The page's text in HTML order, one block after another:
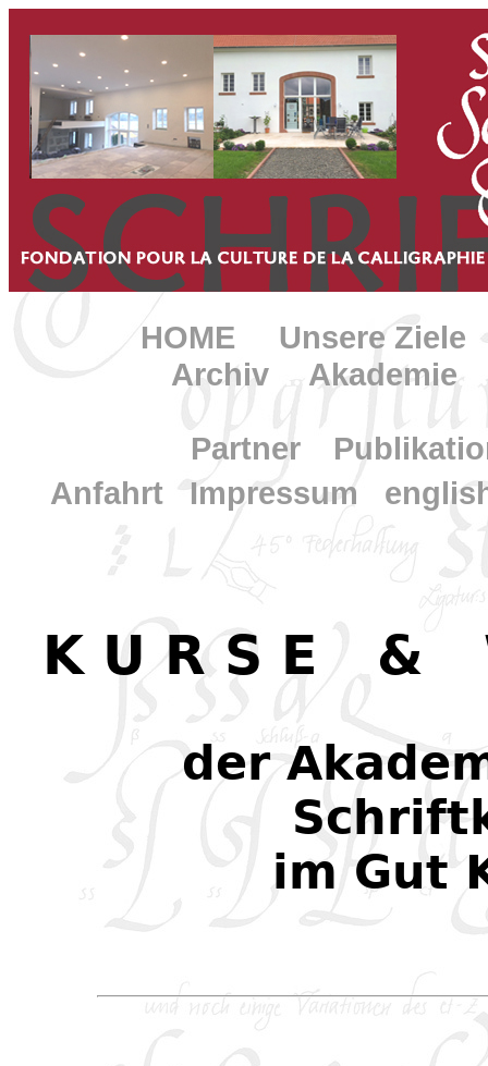
HOME Unsere Ziele
Archiv... Akademie
Partner....
Anfahrt... Impressum
K U R S E .. &
der
im Gut